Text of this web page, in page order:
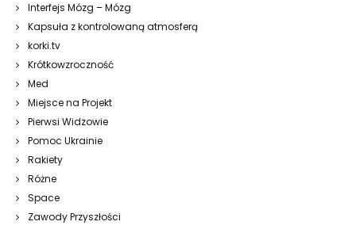
Interfejs Mózg – Mózg
Kapsuła z kontrolowaną atmosferą
korki.tv
Krótkowzroczność
Med
Miejsce na Projekt
Pierwsi Widzowie
Pomoc Ukrainie
Rakiety
Różne
Space
Zawody Przyszłości